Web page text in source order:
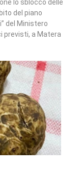
lo sblocco delle
del piano
del Ministero
previsti, a Matera